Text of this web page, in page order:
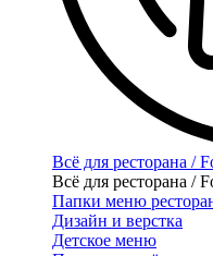
Всё для ресторана /
Всё для ресторана /
Папки меню
Дизайн и верстка
Детское меню